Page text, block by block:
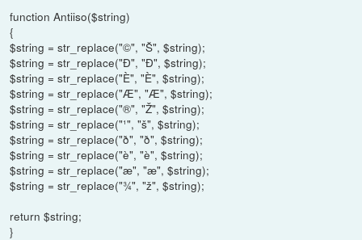
function Antiiso($string)
{
$string = str_replace("©", "Š", $string);
$string = str_replace("Ð", "Ð", $string);
$string = str_replace("È", "È", $string);
$string = str_replace("Æ", "Æ", $string);
$string = str_replace("®", "Ž", $string);
$string = str_replace("¹", "š", $string);
$string = str_replace("ð", "ð", $string);
$string = str_replace("è", "è", $string);
$string = str_replace("æ", "æ", $string);
$string = str_replace("¾", "ž", $string);
return $string;
}